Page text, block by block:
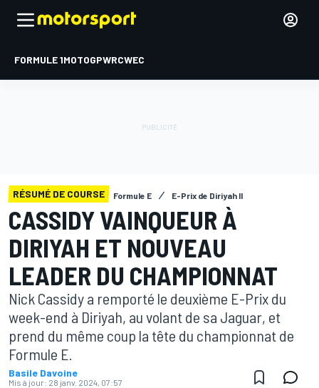
FORMULE 1MOTOGPWRCWEC
RÉSUMÉ DE COURSE Formule E E-Prix de Diriyah II
CASSIDY VAINQUEUR À
DIRIYAH ET NOUVEAU
LEADER DU CHAMPIONNAT
Nick Cassidy a remporté le deuxième E-Prix du
week-end à Diriyah, au volant de sa Jaguar, et
prend du même coup la tête du championnat de
Formule E.
Basile Davoine
Mis à jour: 28 janv. 2024, 07:57